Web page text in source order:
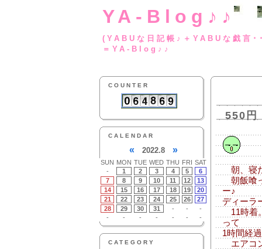
YA-Blog♪♪
(YABUな日記帳♪
＝YA-Blog♪♪
COUNTER
CALENDAR
« 2022.8 »
SUN MON TUE WED THU FRI SAT
-
1 2 3 4 5
6
7
8 9 10 11 12
13
14
15 16 17 18 19
20
21
22 23 24 25 26
27
28
29 30 31 - -
-
-
- - - - - -
CATEGORY
550円
朝、寝
朝飯喰
ー♪
ディーラ
11時着
って
1時間経
エアコ